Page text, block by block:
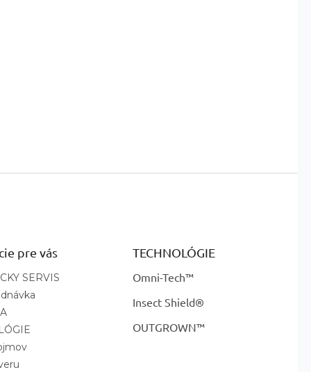
pre vás
SERVIS
TECHNOLÓGIE
Omni-Tech™
Insect Shield®
OUTGROWN™